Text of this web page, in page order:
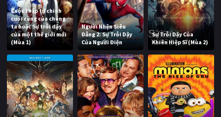
Cuộc thập tự chinh
cuối cùng của chúng
ta hoặc Sự trỗi dậy
của một thế giới mới
(Mùa 1)
Người Nhện Siêu
Đẳng 2: Sự Trỗi Dậy
Của Người Điện
Sự Trỗi Dậy Của
Khiên Hiệp Sĩ (Mùa 2)